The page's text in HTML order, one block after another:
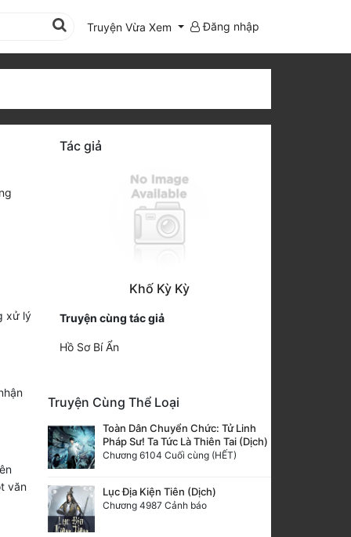
Truyện Vừa Xem Đăng nhập
xử lý
văn
Tác giả
Khố Kỳ Kỳ
Truyện cùng tác giả
Hồ Sơ Bí Ẩn
Truyện Cùng Thể Loại
Toàn Dân Chuyển Chức: Tử Linh
Pháp Sư! Ta Tức Là Thiên Tai (Dịch)
Chương 6104 Cuối cùng (HẾT)
Lục Địa Kiện Tiên (Dịch)
Chương 4987 Cảnh báo